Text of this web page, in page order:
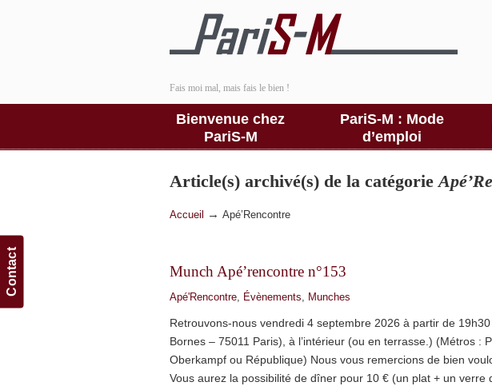
Contact
Fais moi mal, mais fais le bien !
Bienvenue chez
PariS-M
PariS-M : Mode
d’emploi
Article(s) archivé(s) de la catégorie
Accueil → Apé’Rencontre
Munch Apé’rencontre n°153
Apé'Rencontre, Évènements, Munches
Retrouvons-nous vendredi 4 septembre 2026 à partir de
Bornes – 75011 Paris), à l’intérieur (ou en terrasse.) (Métros :
Oberkampf ou République) Nous vous remercions de bien
Vous aurez la possibilité de dîner pour 10 € (un plat + un verre